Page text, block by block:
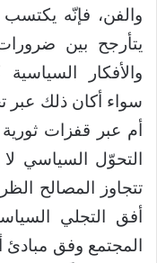
والفن، فإنّه يكتسب
يتأرجح بين
والأفكار
سواء أكان ذلك عبر
أم عبر قفزات
التحوّل السياسي لا
تتجاوز المصالح
أفق التجلي
المجتمع وفق مبادئ